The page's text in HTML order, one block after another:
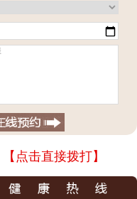
【点击直接拨打】